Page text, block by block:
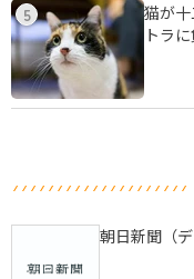
5
猫が
トラ
朝日新聞（デ